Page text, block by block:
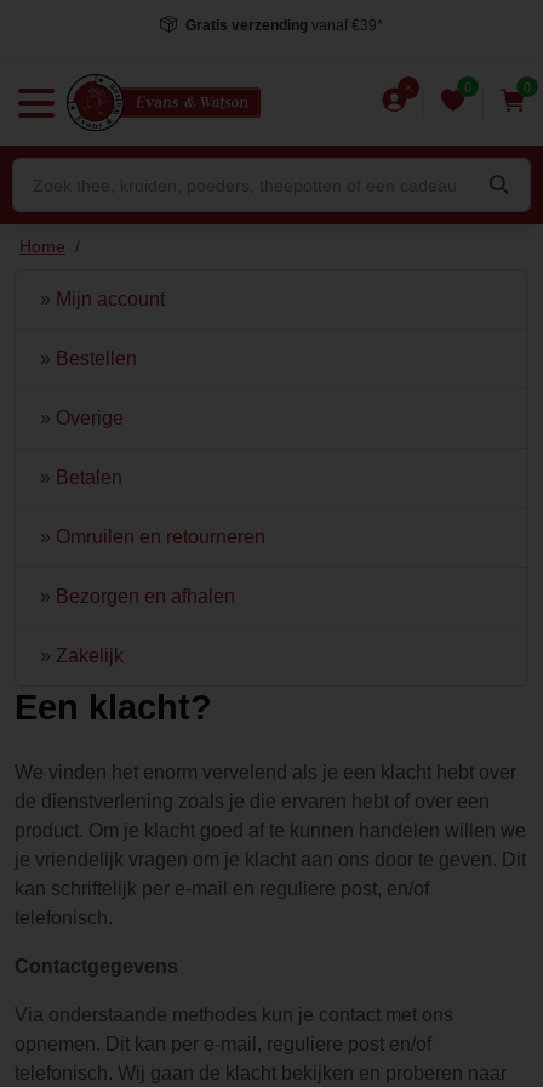
Gratis verzending vanaf €39*
0 0
Home /
» Mijn account
» Bestellen
» Overige
» Betalen
» Omruilen en retourneren
» Bezorgen en afhalen
» Zakelijk
Een klacht?
We vinden het enorm vervelend als je een klacht hebt over
de dienstverlening zoals je die ervaren hebt of over een
product. Om je klacht goed af te kunnen handelen willen we
je vriendelijk vragen om je klacht aan ons door te geven. Dit
kan schriftelijk per e-mail en reguliere post, en/of
telefonisch.
Contactgegevens
Via onderstaande methodes kun je contact met ons
opnemen. Dit kan per e-mail, reguliere post en/of
telefonisch. Wij gaan de klacht bekijken en proberen naar